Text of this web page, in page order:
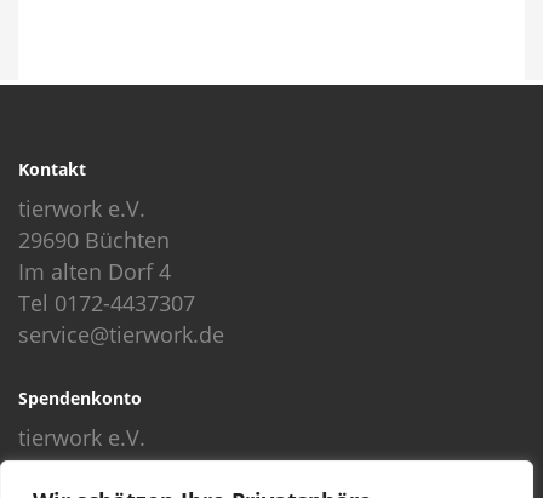
Kontakt
tierwork e.V.
29690 Büchten
Im alten Dorf 4
Tel 0172-4437307
service@tierwork.de
Spendenkonto
tierwork e.V.
Volksbank